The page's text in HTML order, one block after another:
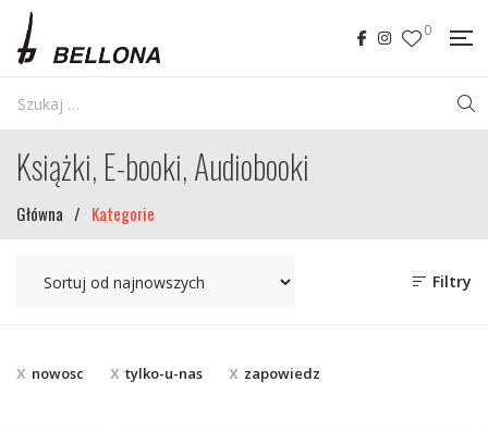
0
Książki, E-booki, Audiobooki
Główna / Kategorie
Filtry
nowosc tylko-u-nas zapowiedz